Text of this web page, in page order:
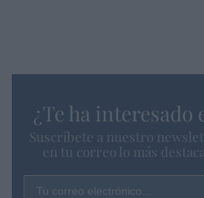
¿Te ha interesado
Suscríbete a nuestro
en tu correo lo más
Tu correo electrónico...